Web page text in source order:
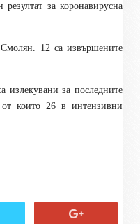
за коронавирусна
12 са извършените
излекувани за последните
които 26 в интензивни